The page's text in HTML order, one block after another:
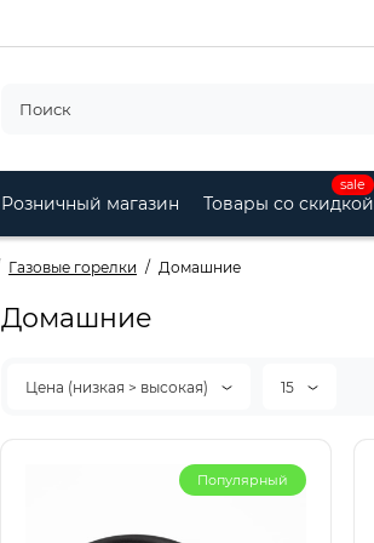
Розничный магазин
sale
Товары со скидкой
Газовые горелки Домашние
Домашние
Цена (низкая > высокая) 15
Популярный